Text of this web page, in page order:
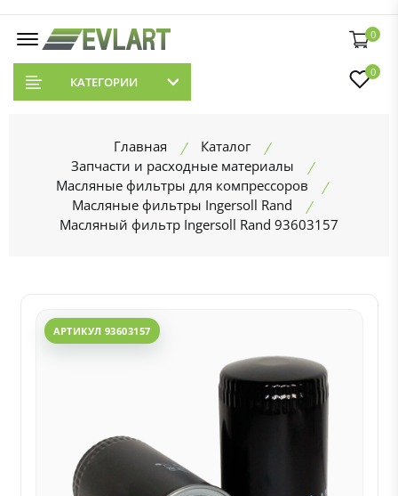
0
КАТЕГОРИИ
0
Главная
Каталог
Запчасти и расходные материалы
Масляные фильтры для компрессоров
Масляные фильтры Ingersoll Rand
Масляный фильтр Ingersoll Rand 93603157
АРТИКУЛ 93603157